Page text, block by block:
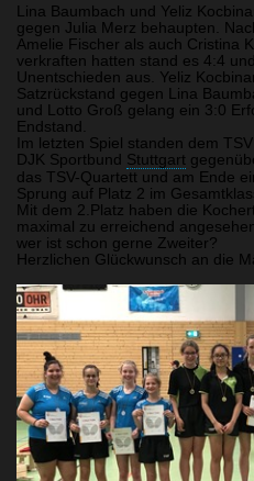
Lina Baumbach und Yeliz
gegen Julia Merz behaupten.
Amelie Fischer als auch Cristina
verkraften hatten stand es 4:4
Unentschieden aus. Yeliz
Satzrückstand gegen Lina
und Lotto Groß gelang ein 3:0
Endstand.
Im letzten Spiel standen dem
DJK Sportbund Stuttgart
das TSV-Quartett und am Ende
Sprung auf Platz 2 im
Mit dem 2.Platz haben die
maximal zu erreichend
wer ist schon gerne Zweiter?
Herzlichen Glückwunsch an die